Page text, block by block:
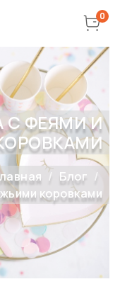
0
С ФЕЯМИ И
Блог
коровками